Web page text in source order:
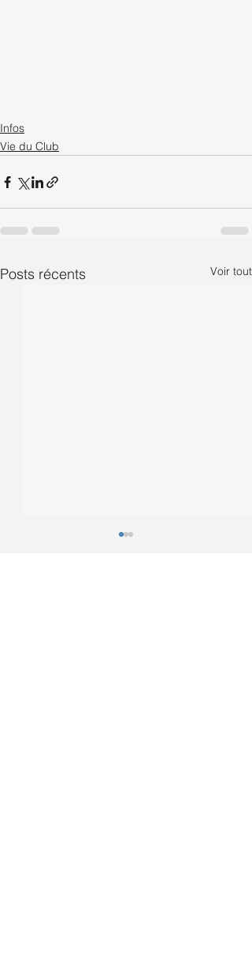
Infos
Vie du Club
Posts récents Voir tout